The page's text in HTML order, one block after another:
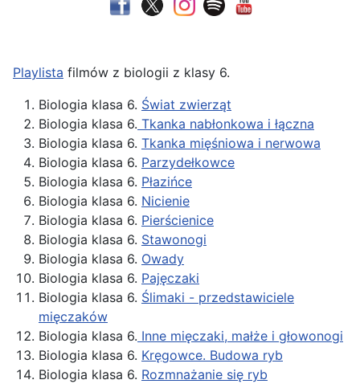
Playlista filmów z biologii z klasy 6.
Biologia klasa 6. Świat zwierząt
Biologia klasa 6. Tkanka nabłonkowa i łączna
Biologia klasa 6. Tkanka mięśniowa i nerwowa
Biologia klasa 6. Parzydełkowce
Biologia klasa 6. Płazińce
Biologia klasa 6. Nicienie
Biologia klasa 6. Pierścienice
Biologia klasa 6. Stawonogi
Biologia klasa 6. Owady
Biologia klasa 6. Pajęczaki
Biologia klasa 6. Ślimaki - przedstawiciele
mięczaków
Biologia klasa 6. Inne mięczaki, małże i głowonogi
Biologia klasa 6. Kręgowce. Budowa ryb
Biologia klasa 6. Rozmnażanie się ryb